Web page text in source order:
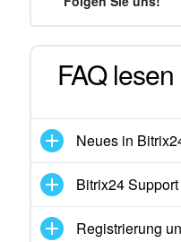
FAQ lesen
Neues in
Bitrix24 Support
Registrierung